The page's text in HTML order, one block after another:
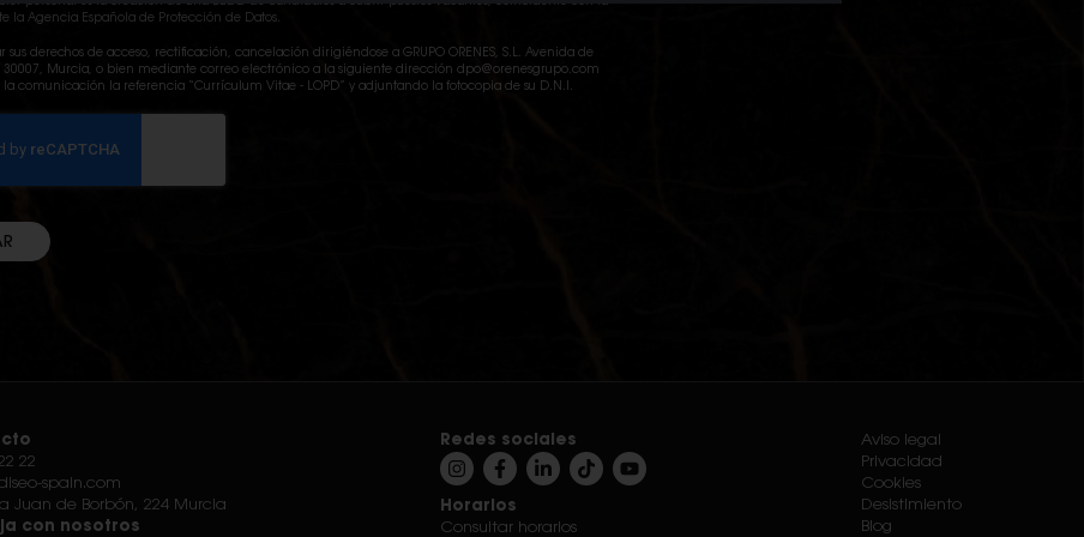
personal es la creación de una BBDD de candidatos a cubrir puestos vacantes, coincidente con la
la Agencia Española de Protección de Datos.
sus derechos de acceso, rectificación, cancelación dirigiéndose a GRUPO ORENES, S.L. Avenida de
30007, Murcia, o bien mediante correo electrónico a la siguiente dirección dpo@orenesgrupo.com
comunicación la referencia “Currículum Vitae - LOPD” y adjuntando la fotocopia de su D.N.I.
22
spain.com
Juan de Borbón, 224 Murcia
con nosotros
Redes sociales
Horarios
Consultar horarios
Aviso legal
Privacidad
Cookies
Desistimiento
Blog